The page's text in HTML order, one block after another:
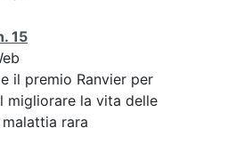
15
il premio Ranvier per
migliorare la vita delle
rara